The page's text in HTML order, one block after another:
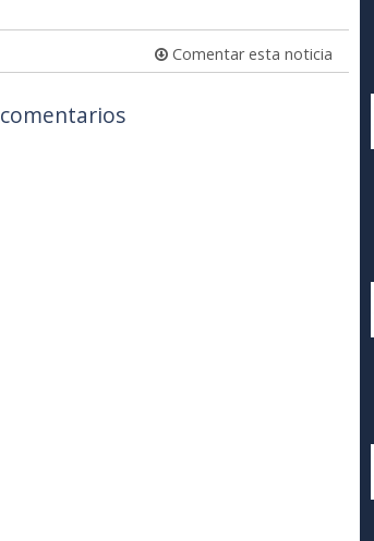
Comentar esta noticia